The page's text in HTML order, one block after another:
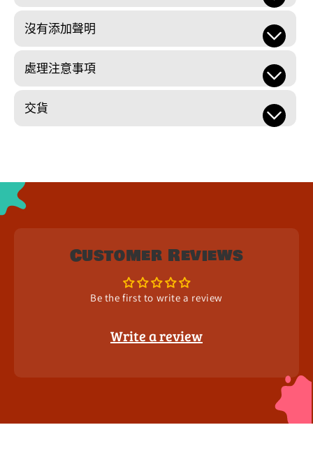
沒有添加聲明
處理注意事項
交貨
Customer Reviews
Be the first to write a review
Write a review